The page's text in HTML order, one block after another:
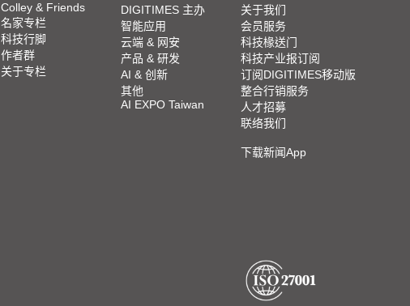
Colley & Friends
名家专栏
科技行脚
作者群
关于专栏
DIGITIMES 主办
智能应用
云端 & 网安
产品 & 研发
AI & 创新
其他
AI EXPO Taiwan
关于我们
会员服务
科技椽送门
科技产业报订阅
订阅DIGITIMES移动版
整合行销服务
人才招募
联络我们
下载新闻App